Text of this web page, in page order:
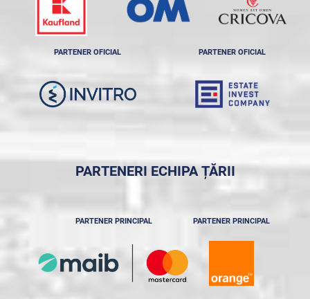
PARTENER OFICIAL PARTENER OFICIAL
PARTENERI ECHIPA ȚĂRII
PARTENER PRINCIPAL PARTENER PRINCIPAL